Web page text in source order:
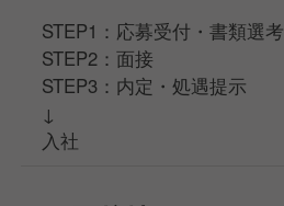
STEP1：応募受付・書類選考
STEP2：面接
STEP3：内定・処遇提示
↓
入社